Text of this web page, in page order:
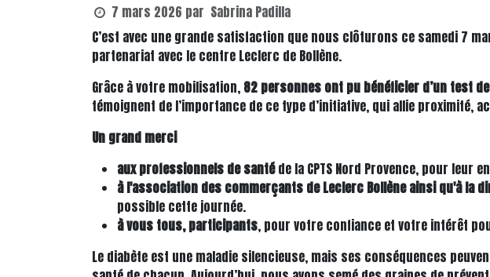
7 mars 2026 par Sabrina Padilla
C’est avec une grande satisfaction que nous clôturons ce samedi 7
partenariat avec le centre Leclerc de Bollène.
Grâce à votre mobilisation, 82 personnes ont pu bénéficier d’un test
témoignent de l’importance de ce type d’initiative, qui allie proximité,
Un grand merci
aux professionnels de santéde la CPTS Nord Provence, pour leur
à l'association des commerçants de Leclerc Bollène ainsi qu'à la
possible cette journée.
à vous tous, participants, pour votre confiance et votre intérêt
Le diabète est une maladie silencieuse, mais ses conséquences